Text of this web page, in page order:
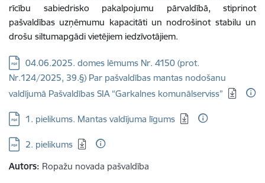
rīcību sabiedrisko pakalpojumu pārvaldībā, stiprinot
pašvaldības uzņēmumu kapacitāti un nodrošinot stabilu un
drošu siltumapgādi vietējiem iedzīvotājiem.
Lejupielādēt:
04.06.2025. domes lēmums Nr. 4150 (prot.
Nr.124/2025, 39.§) Par pašvaldības mantas nodošanu
valdījumā Pašvaldības SIA “Garkalnes komunālserviss”
Lejupielādēt:
1. pielikums. Mantas valdījuma līgums
Lejupielādēt:
2. pielikums
Autors: Ropažu novada pašvaldība